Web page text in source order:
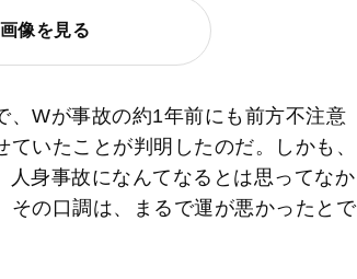
像を見る
Wが事故の約1年前にも前方不注意
いたことが判明したのだ。しかも、
身事故になんてなるとは思ってなか
その口調は、まるで運が悪かったとで